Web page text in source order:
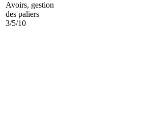
Avoirs, gestion
des paliers
3/5/10